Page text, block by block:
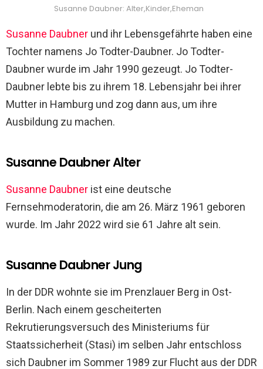
Susanne Daubner: Alter,Kinder,Eheman
Susanne Daubner und ihr Lebensgefährte haben eine
Tochter namens Jo Todter-Daubner. Jo Todter-
Daubner wurde im Jahr 1990 gezeugt. Jo Todter-
Daubner lebte bis zu ihrem 18. Lebensjahr bei ihrer
Mutter in Hamburg und zog dann aus, um ihre
Ausbildung zu machen.
Susanne Daubner Alter
Susanne Daubner ist eine deutsche
Fernsehmoderatorin, die am 26. März 1961 geboren
wurde. Im Jahr 2022 wird sie 61 Jahre alt sein.
Susanne Daubner Jung
In der DDR wohnte sie im Prenzlauer Berg in Ost-
Berlin. Nach einem gescheiterten
Rekrutierungsversuch des Ministeriums für
Staatssicherheit (Stasi) im selben Jahr entschloss
sich Daubner im Sommer 1989 zur Flucht aus der DDR